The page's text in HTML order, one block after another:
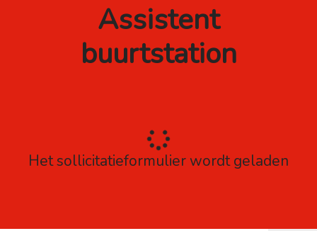
Assistent
buurtstation
Het sollicitatieformulier wordt geladen